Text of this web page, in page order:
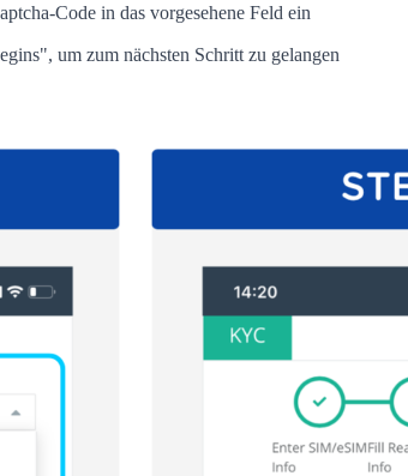
Code in das vorgesehene Feld ein
um zum nächsten Schritt zu gelangen